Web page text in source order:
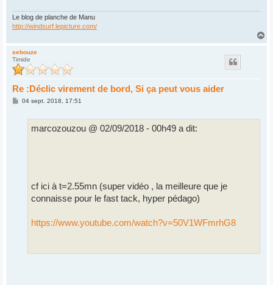
Le blog de planche de Manu
http://windsurf.lepicture.com/
a
sebouze
Timide
Re :Déclic virement de bord, Si ça peut vous aider
M04 sept. 2018, 17:51
marcozouzou @ 02/09/2018 - 00h49 a dit:
cf ici à t=2.55mn (super vidéo , la meilleure que je
connaisse pour le fast tack, hyper pédago)
https://www.youtube.com/watch?v=50V1WFmrhG8